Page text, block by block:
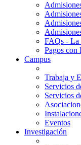
FAQs - La
Pagos con
Campus
Trabaja y
Servicios
Servicios
Eventos
Investigación